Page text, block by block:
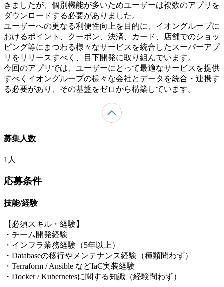
きましたが、個別機能が多いためユーザーは複数のアプリを
ダウンロードする必要がありました。
ユーザーへの更なる利便性向上を目的に、イオングループに
おけるポイント、クーポン、決済、カード、店舗でのショッ
ピング等にまつわる様々なサービスを統合したスーパーアプ
リをリリースすべく、目下開発に取り組んでいます。
今回のアプリでは、ユーザーにとって最適なサービスを提供
すべくイオングループの様々な会社とデータを統合・連携す
る必要があり、その基盤をゼロから構築しています。
募集人数
1人
応募条件
技能/経験
【必須スキル・経験】
・チーム開発経験
・インフラ業務経験（5年以上）
・Databaseの移行やメンテナンス経験（種類問わず）
・Terraform / Ansible などIaC実装経験
・Docker / Kubernetesに関する知識（経験問わず）